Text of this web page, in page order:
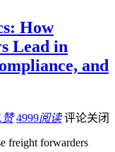
How
Lead in
and
赞 4999阅读 评论关闭
freight forwarders